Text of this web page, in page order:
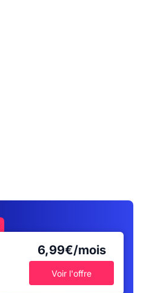
6,99€/mois
Voir l'offre